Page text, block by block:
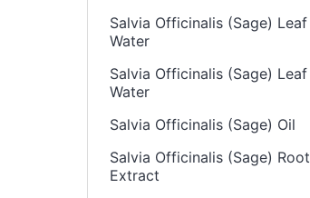
Salvia Officinalis (Sage) Leaf
Water
Salvia Officinalis (Sage) Leaf
Water
Salvia Officinalis (Sage) Oil
Salvia Officinalis (Sage) Root
Extract